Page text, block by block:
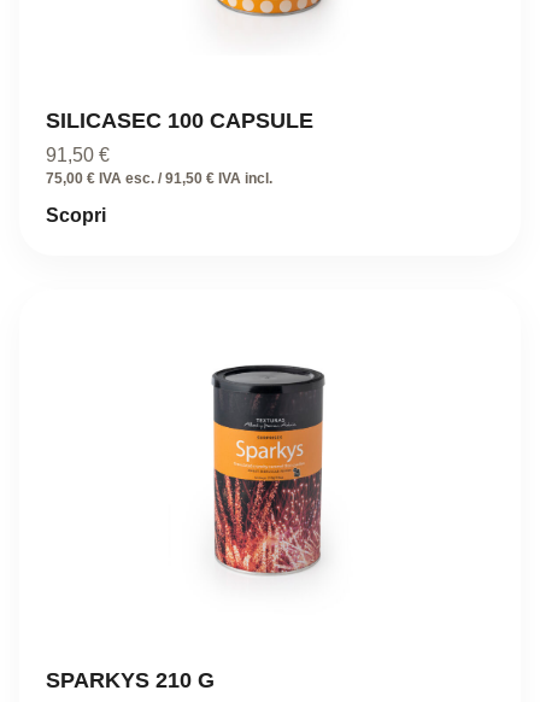
SILICASEC 100 CAPSULE
91,50 €
75,00 € IVA esc. / 91,50 € IVA incl.
Scopri
SPARKYS 210 G